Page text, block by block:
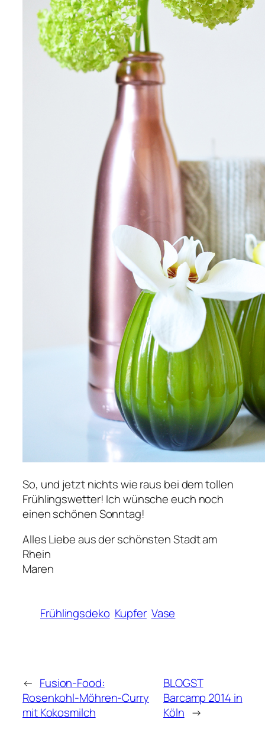
So, und jetzt nichts wie raus bei dem tollen
Frühlingswetter! Ich wünsche euch noch
einen schönen Sonntag!
Alles Liebe aus der schönsten Stadt am
Rhein
Maren
Frühlingsdeko Kupfer Vase
← Fusion-Food:
Rosenkohl-Möhren-Curry
mit Kokosmilch
BLOGST
Barcamp 2014 in
Köln →